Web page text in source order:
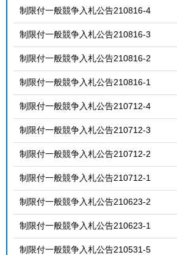
制限付一般競争入札公告210816-4
制限付一般競争入札公告210816-3
制限付一般競争入札公告210816-2
制限付一般競争入札公告210816-1
制限付一般競争入札公告210712-4
制限付一般競争入札公告210712-3
制限付一般競争入札公告210712-2
制限付一般競争入札公告210712-1
制限付一般競争入札公告210623-2
制限付一般競争入札公告210623-1
制限付一般競争入札公告210531-5